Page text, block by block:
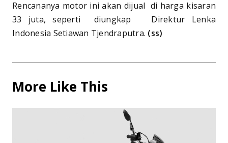
Rencananya motor ini akan dijual di harga kisaran
33 juta, seperti diungkap Direktur Lenka
Indonesia Setiawan Tjendraputra. (ss)
More Like This